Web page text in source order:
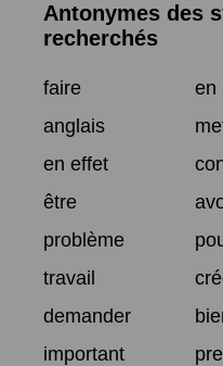
Antonymes des
recherchés
faire
en
anglais
en effet
être
problème
travail
demander
important